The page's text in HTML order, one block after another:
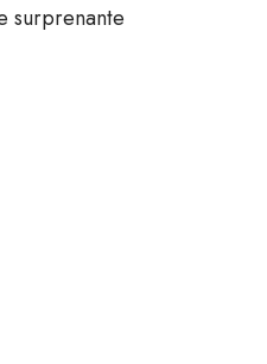
surprenante